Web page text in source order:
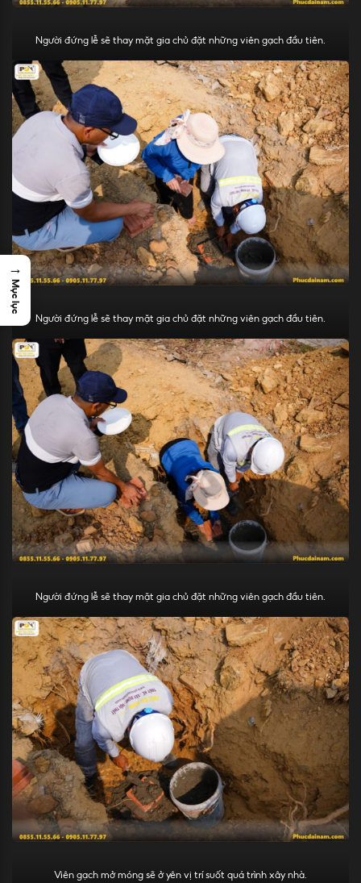
Người đứng lễ sẽ thay mặt gia chủ đặt những viên gạch đầu tiên.
Người đứng lễ sẽ thay mặt gia chủ đặt những viên gạch đầu tiên.
Người đứng lễ sẽ thay mặt gia chủ đặt những viên gạch đầu tiên.
Viên gạch mở móng sẽ ở yên vị trí suốt quá trình xây nhà.
→
Mục lục